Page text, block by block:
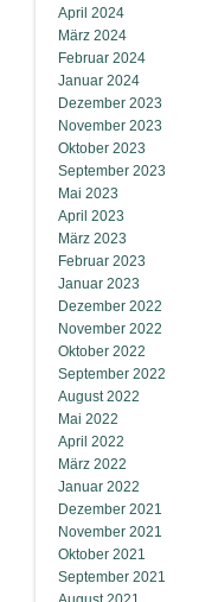
April 2024
März 2024
Februar 2024
Januar 2024
Dezember 2023
November 2023
Oktober 2023
September 2023
Mai 2023
April 2023
März 2023
Februar 2023
Januar 2023
Dezember 2022
November 2022
Oktober 2022
September 2022
August 2022
Mai 2022
April 2022
März 2022
Januar 2022
Dezember 2021
November 2021
Oktober 2021
September 2021